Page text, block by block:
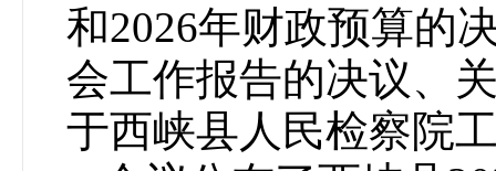
和2026年财政预算的
会工作报告的决议、
于西峡县人民检察院